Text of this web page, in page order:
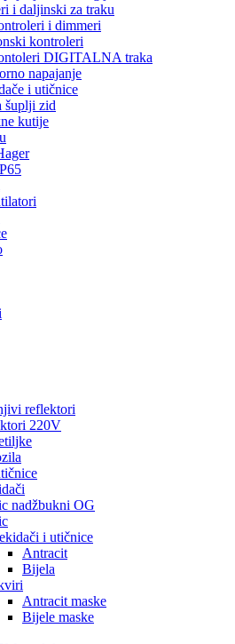
i daljinski za traku
i dimmeri
kontroleri
DIGITALNA traka
napajanje
i utičnice
šuplji zid
kutije
reflektori
220V
nadžbukni OG
i utičnice
Antracit
Bijela
Antracit maske
Bijele maske